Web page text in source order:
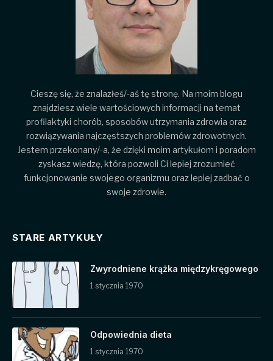
Cieszę się, że znalazłeś/-aś tę stronę. Na moim blogu
znajdziesz wiele wartościowych informacji na temat
profilaktyki chorób, sposobów utrzymania zdrowia oraz
rozwiązywania najczęstszych problemów zdrowotnych.
Jestem przekonany/-a, że dzięki moim artykułom i poradom
zyskasz wiedzę, która pozwoli Ci lepiej zrozumieć
funkcjonowanie swojego organizmu oraz lepiej zadbać o
swoje zdrowie.
STARE ARTYKUŁY
Zwyrodniene krążka międzykręgowego
1 stycznia 1970
Odpowiednia dieta
1 stycznia 1970